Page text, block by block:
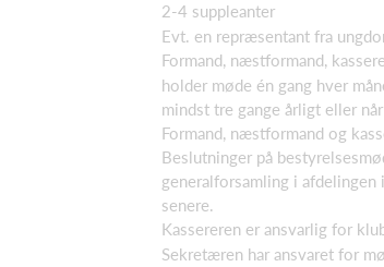
2-4 suppleanter
Evt. en repræsentant fra
Formand, næstformand,
holder møde én gang hver
mindst tre gange årligt eller
Formand, næstformand og
Beslutninger på
generalforsamling i
senere.
Kassereren er ansvarlig for
Sekretæren har ansvaret for